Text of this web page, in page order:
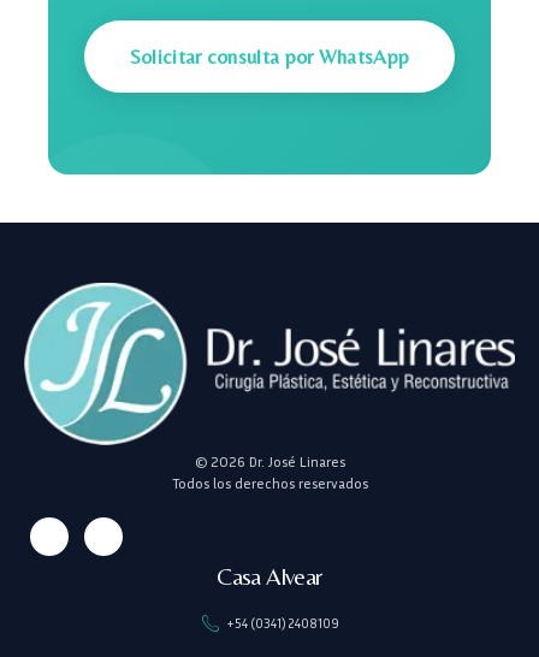
Solicitar consulta por WhatsApp
© 2026 Dr. José Linares
Todos los derechos reservados
Casa Alvear
+54 (0341) 2408109